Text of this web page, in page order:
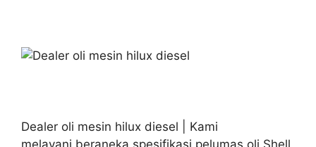
Dealer oli mesin hilux diesel | Kami
melayani beraneka spesifikasi pelumas oli Shell